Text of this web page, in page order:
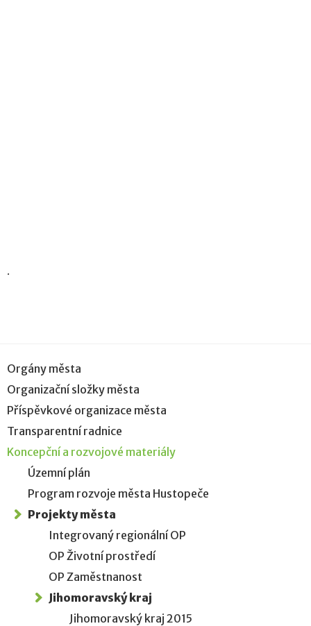
.
Orgány města
Organizační složky města
Příspěvkové organizace města
Transparentní radnice
Koncepční a rozvojové materiály
Územní plán
Program rozvoje města Hustopeče
Projekty města
Integrovaný regionální OP
OP Životní prostředí
OP Zaměstnanost
Jihomoravský kraj
Jihomoravský kraj 2015